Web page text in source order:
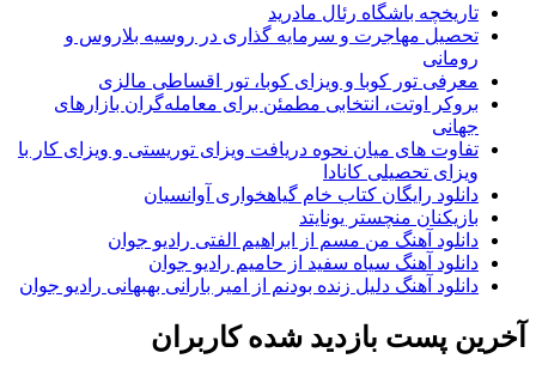
تاریخچه باشگاه رئال مادرید
تحصیل مهاجرت و سرمایه گذاری در روسیه بلاروس و
رومانی
معرفی تور کوبا و ویزای کوبا، تور اقساطی مالزی
بروکر اوتت، انتخابی مطمئن برای معامله‌گران بازارهای
جهانی
تفاوت های میان نحوه دریافت ویزای توریستی و ویزای کار با
ویزای تحصیلی کانادا
دانلود رایگان کتاب خام گیاهخواری آوانسیان
بازیکنان منچستر یونایتد
دانلود آهنگ من مسم از ابراهیم الفتی رادیو جوان
دانلود آهنگ سیاه سفید از حامیم رادیو جوان
دانلود آهنگ دلیل زنده بودنم از امیر بارانی بهبهانی رادیو جوان
آخرین پست بازدید شده کاربران